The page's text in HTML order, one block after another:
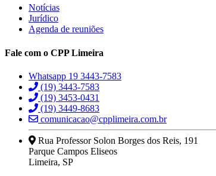
Notícias
Jurídico
Agenda de reuniões
Fale com o CPP Limeira
Whatsapp 19 3443-7583
(19) 3443-7583
(19) 3453-0431
(19) 3449-8683
comunicacao@cpplimeira.com.br
Rua Professor Solon Borges dos Reis, 191
Parque Campos Eliseos
Limeira, SP